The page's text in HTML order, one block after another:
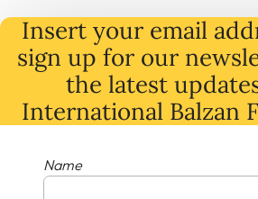
Insert your email
sign up for our
the latest
International Balzan
Name